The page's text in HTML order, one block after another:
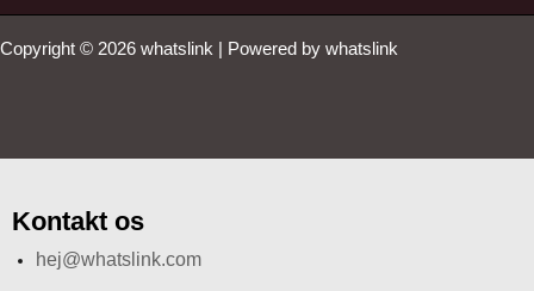
Copyright © 2026 whatslink | Powered by whatslink
Kontakt os
hej@whatslink.com